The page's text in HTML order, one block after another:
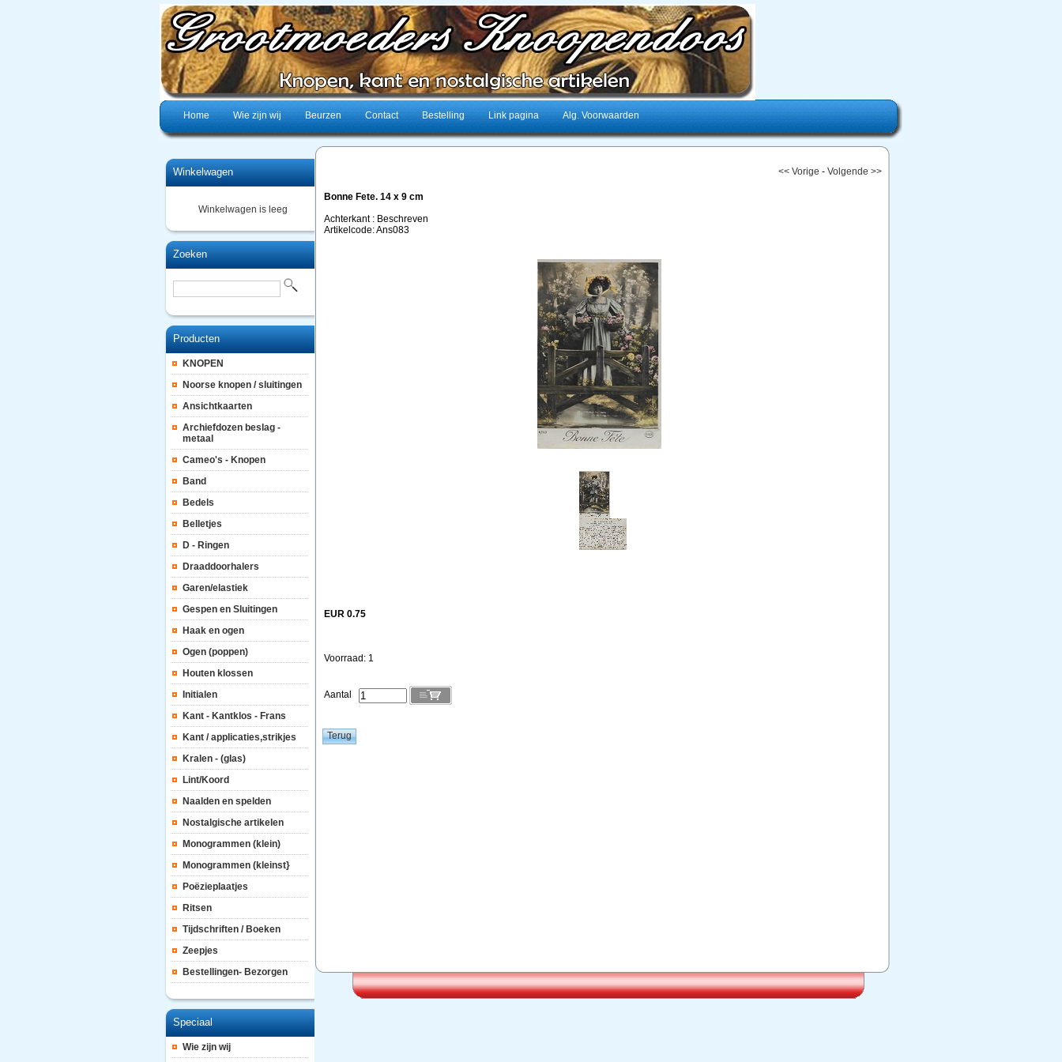
Home Wie zijn wij Beurzen Contact Bestelling Link pagina Alg. Voorwaarden
Winkelwagen
Winkelwagen is leeg
Zoeken
Producten
KNOPEN
Noorse knopen / sluitingen
Ansichtkaarten
Archiefdozen beslag -
metaal
Cameo's - Knopen
Band
Bedels
Belletjes
D - Ringen
Draaddoorhalers
Garen/elastiek
Gespen en Sluitingen
Haak en ogen
Ogen (poppen)
Houten klossen
Initialen
Kant - Kantklos - Frans
Kant / applicaties,strikjes
Kralen - (glas)
Lint/Koord
Naalden en spelden
Nostalgische artikelen
Monogrammen (klein)
Monogrammen (kleinst}
Poëzieplaatjes
Ritsen
Tijdschriften / Boeken
Zeepjes
Bestellingen- Bezorgen
Speciaal
Wie zijn wij
<< Vorige - Volgende >>
Bonne Fete. 14 x 9 cm
Achterkant : Beschreven
Artikelcode: Ans083
EUR 0.75
Voorraad: 1
Aantal